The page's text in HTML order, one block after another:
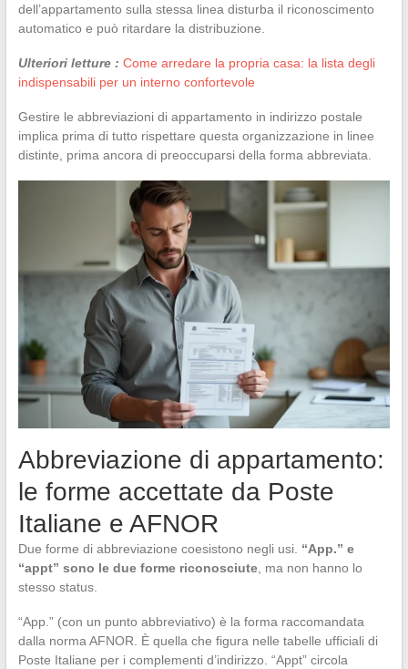
dell’appartamento sulla stessa linea disturba il riconoscimento
automatico e può ritardare la distribuzione.
Ulteriori letture : Come arredare la propria casa: la lista degli
indispensabili per un interno confortevole
Gestire le abbreviazioni di appartamento in indirizzo postale
implica prima di tutto rispettare questa organizzazione in linee
distinte, prima ancora di preoccuparsi della forma abbreviata.
Abbreviazione di appartamento:
le forme accettate da Poste
Italiane e AFNOR
Due forme di abbreviazione coesistono negli usi. “App.” e
“appt” sono le due forme riconosciute, ma non hanno lo
stesso status.
“App.” (con un punto abbreviativo) è la forma raccomandata
dalla norma AFNOR. È quella che figura nelle tabelle ufficiali di
Poste Italiane per i complementi d’indirizzo. “Appt” circola